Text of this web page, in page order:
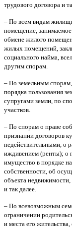
трудового договора и
– По всем видам
помещение,
обмене жилого
жилых помещений,
социального найма,
другим спорам.
– По земельным
порядка пользования
супругами земли, по
участков.
– По спорам о праве
признании договоров
недействительными, о
иждивением (ренты); о
имущество в порядке
собственности, об
объекта
и так далее.
– По всевозможным
ограничении
и места его